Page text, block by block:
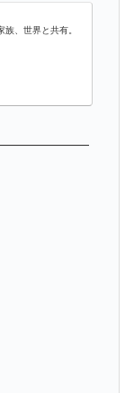
、世界と共有。